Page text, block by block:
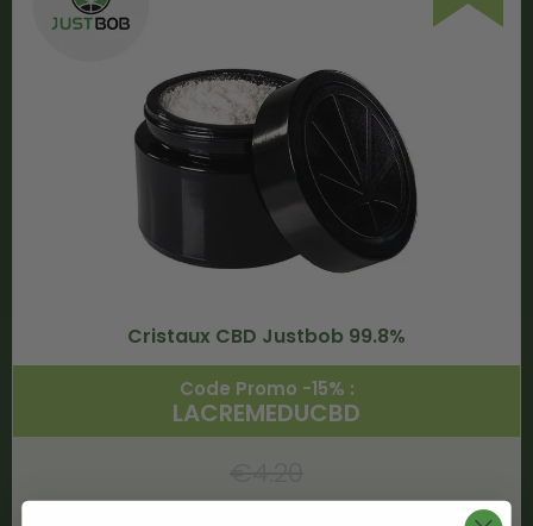
Cristaux CBD Justbob 99.8%
Code Promo -15% :
LACREMEDUCBD